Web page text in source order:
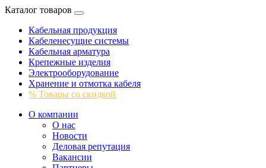
Каталог товаров
Кабельная продукция
Кабеленесущие системы
Кабельная арматура
Крепежные изделия
Электрооборудование
Хранение и отмотка кабеля
% Товары со скидкой
О компании
О нас
Новости
Деловая репутация
Вакансии